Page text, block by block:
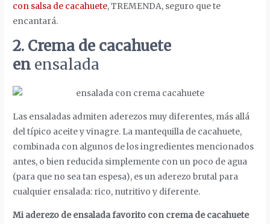
con salsa de cacahuete, TREMENDA, seguro que te
encantará.
2. Crema de cacahuete
en ensalada
Las ensaladas admiten aderezos muy diferentes, más allá
del típico aceite y vinagre. La mantequilla de cacahuete,
combinada con algunos de los ingredientes mencionados
antes, o bien reducida simplemente con un poco de agua
(para que no sea tan espesa), es un aderezo brutal para
cualquier ensalada: rico, nutritivo y diferente.
Mi aderezo de ensalada favorito con crema de cacahuete